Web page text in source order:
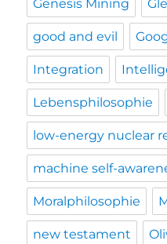
Genesis Mining
good and evil
Integration
Lebensphilosophie
low-energy nuclear
machine self-
Moralphilosophie
new testament